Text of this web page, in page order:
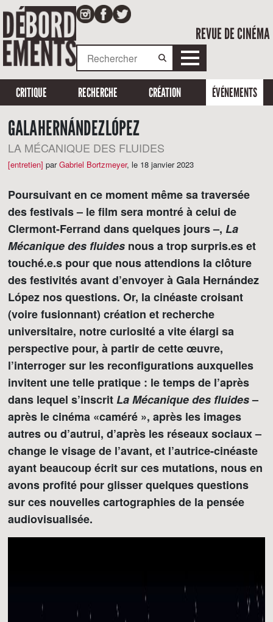
REVUE DE CINÉMA
CRITIQUE RECHERCHE CRÉATION ÉVÉNEMENTS
GALA HERNÁNDEZ LÓPEZ
LA MÉCANIQUE DES FLUIDES
[entretien] parGabriel Bortzmeyer, le 18 janvier 2023
Poursuivant en ce moment même sa traversée
des festivals – le film sera montré à celui de
Clermont-Ferrand dans quelques jours –, La
Mécanique des fluides nous a trop surpris.es et
touché.e.s pour que nous attendions la clôture
des festivités avant d’envoyer à Gala Hernández
López nos questions. Or, la cinéaste croisant
(voire fusionnant) création et recherche
universitaire, notre curiosité a vite élargi sa
perspective pour, à partir de cette œuvre,
l’interroger sur les reconfigurations auxquelles
invitent une telle pratique : le temps de l’après
dans lequel s’inscritLa Mécanique des fluides–
après le cinéma «caméré », après les images
autres ou d’autrui, d’après les réseaux sociaux –
change le visage de l’avant, et l’autrice-cinéaste
ayant beaucoup écrit sur ces mutations, nous en
avons profité pour glisser quelques questions
sur ces nouvelles cartographies de la pensée
audiovisualisée.